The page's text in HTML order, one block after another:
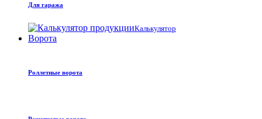
Для гаража
Калькулятор
Ворота
Роллетные ворота